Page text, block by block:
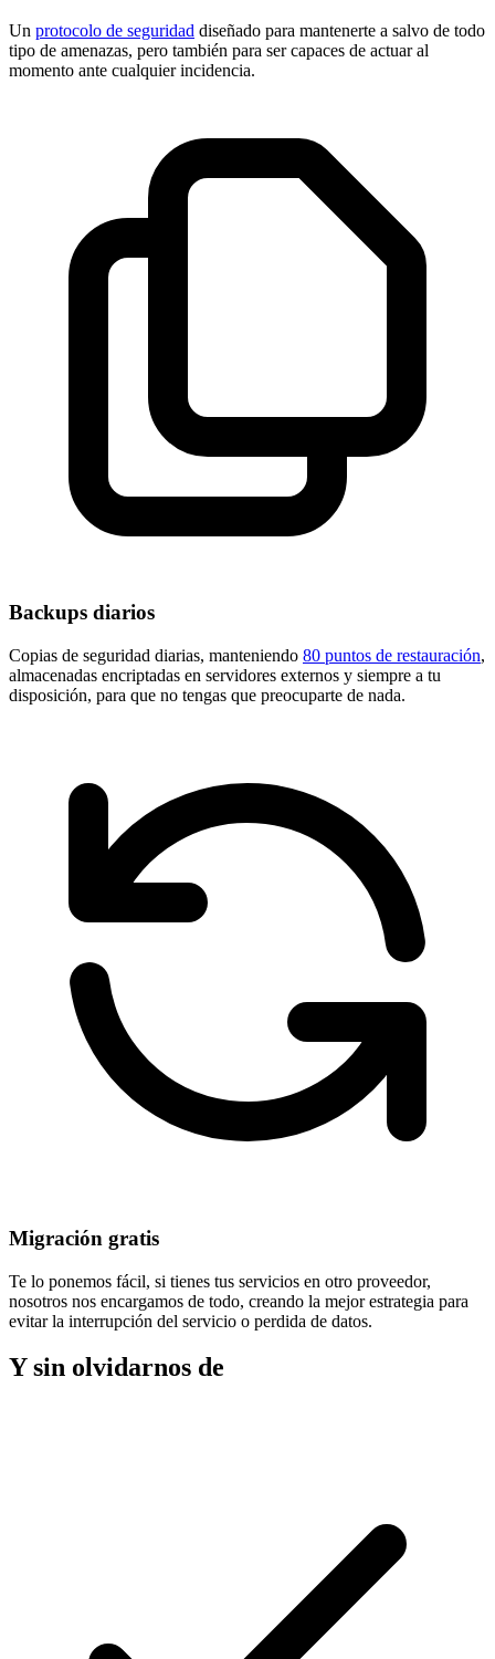
Un protocolo de seguridad diseñado para mantenerte a salvo de todo
tipo de amenazas, pero también para ser capaces de actuar al
momento ante cualquier incidencia.
Backups diarios
Copias de seguridad diarias, manteniendo 80 puntos de restauración,
almacenadas encriptadas en servidores externos y siempre a tu
disposición, para que no tengas que preocuparte de nada.
Migración gratis
Te lo ponemos fácil, si tienes tus servicios en otro proveedor,
nosotros nos encargamos de todo, creando la mejor estrategia para
evitar la interrupción del servicio o perdida de datos.
Y sin olvidarnos de